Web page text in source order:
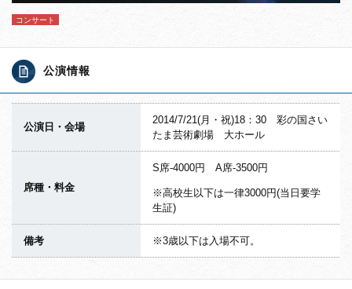
コンサート
公演情報
公演日・会場
2014/7/21(月・祝)18：30 彩の国さい
たま芸術劇場 大ホール
席種・料金
S席-4000円 A席-3500円
※高校生以下は一律3000円(当日要学
生証)
備考 ※3歳以下は入場不可。